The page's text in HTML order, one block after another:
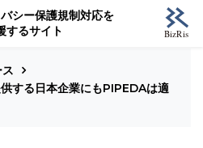
シー保護規制対応を
するサイト
する日本企業にもPIPEDAは適